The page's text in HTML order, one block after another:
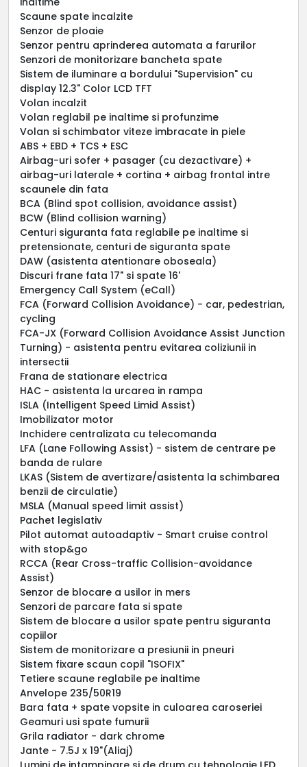
Scaune spate incalzite
Senzor de ploaie
Senzor pentru aprinderea automata a farurilor
Senzori de monitorizare bancheta spate
Sistem de iluminare a bordului "Supervision" cu
display 12.3" Color LCD TFT
Volan incalzit
Volan reglabil pe inaltime si profunzime
Volan si schimbator viteze imbracate in piele
ABS + EBD + TCS + ESC
Airbag-uri sofer + pasager (cu dezactivare) +
airbag-uri laterale + cortina + airbag frontal intre
scaunele din fata
BCA (Blind spot collision, avoidance assist)
BCW (Blind collision warning)
Centuri siguranta fata reglabile pe inaltime si
pretensionate, centuri de siguranta spate
DAW (asistenta atentionare oboseala)
Discuri frane fata 17" si spate 16'
Emergency Call System (eCall)
FCA (Forward Collision Avoidance) - car, pedestrian,
cycling
FCA-JX (Forward Collision Avoidance Assist Junction
Turning) - asistenta pentru evitarea coliziunii in
intersectii
Frana de stationare electrica
HAC - asistenta la urcarea in rampa
ISLA (Intelligent Speed Limid Assist)
Imobilizator motor
Inchidere centralizata cu telecomanda
LFA (Lane Following Assist) - sistem de centrare pe
banda de rulare
LKAS (Sistem de avertizare/asistenta la schimbarea
benzii de circulatie)
MSLA (Manual speed limit assist)
Pachet legislativ
Pilot automat autoadaptiv - Smart cruise control
with stop&go
RCCA (Rear Cross-traffic Collision-avoidance
Assist)
Senzor de blocare a usilor in mers
Senzori de parcare fata si spate
Sistem de blocare a usilor spate pentru siguranta
copiilor
Sistem de monitorizare a presiunii in pneuri
Sistem fixare scaun copil "ISOFIX"
Tetiere scaune reglabile pe inaltime
Anvelope 235/50R19
Bara fata + spate vopsite in culoarea caroseriei
Geamuri usi spate fumurii
Grila radiator - dark chrome
Jante - 7.5J x 19"(Aliaj)